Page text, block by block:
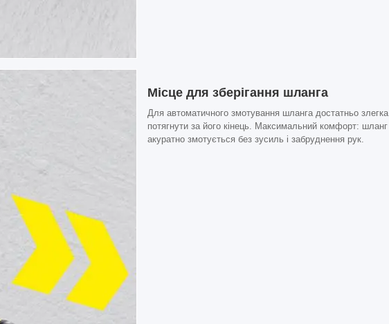
Місце для зберігання шланга
Для автоматичного змотування шланга достатньо злегка
потягнути за його кінець. Максимальний комфорт: шланг
акуратно змотується без зусиль і забруднення рук.